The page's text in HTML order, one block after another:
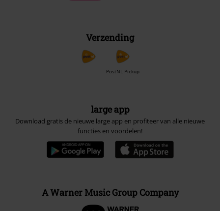
Verzending
PostNL Pickup
large app
Download gratis de nieuwe large app en profiteer van alle nieuwe
functies en voordelen!
A Warner Music Group Company